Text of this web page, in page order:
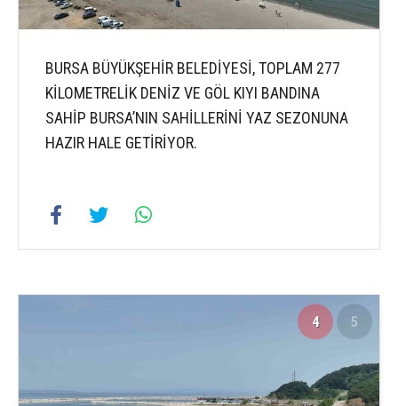
BURSA BÜYÜKŞEHİR BELEDİYESİ, TOPLAM 277
KİLOMETRELİK DENİZ VE GÖL KIYI BANDINA
SAHİP BURSA’NIN SAHİLLERİNİ YAZ SEZONUNA
HAZIR HALE GETİRİYOR.
4 5